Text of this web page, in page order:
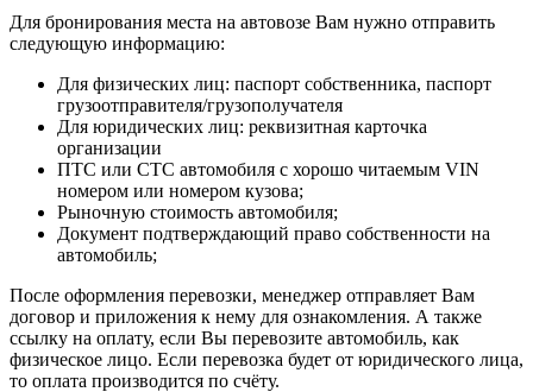
Для бронирования места на автовозе Вам нужно отправить
следующую информацию:
Для физических лиц: паспорт собственника, паспорт
грузоотправителя/грузополучателя
Для юридических лиц: реквизитная карточка
организации
ПТС или СТС автомобиля с хорошо читаемым VIN
номером или номером кузова;
Рыночную стоимость автомобиля;
Документ подтверждающий право собственности на
автомобиль;
После оформления перевозки, менеджер отправляет Вам
договор и приложения к нему для ознакомления. А также
ссылку на оплату, если Вы перевозите автомобиль, как
физическое лицо. Если перевозка будет от юридического лица,
то оплата производится по счёту.